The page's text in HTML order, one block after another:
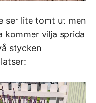
ser lite tomt ut men
kommer vilja sprida
stycken